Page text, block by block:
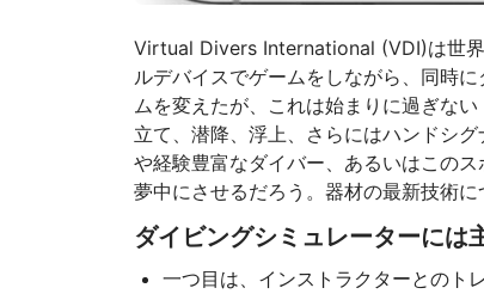
Virtual Divers International (VDI)は世
ルデバイスでゲームをしながら、同時
ムを変えたが、これは始まりに過ぎな
立て、潜降、浮上、さらにはハンドシ
や経験豊富なダイバー、あるいはこの
夢中にさせるだろう。器材の最新技術
ダイビングシミュレーターには
一つ目は、インストラクターとのト